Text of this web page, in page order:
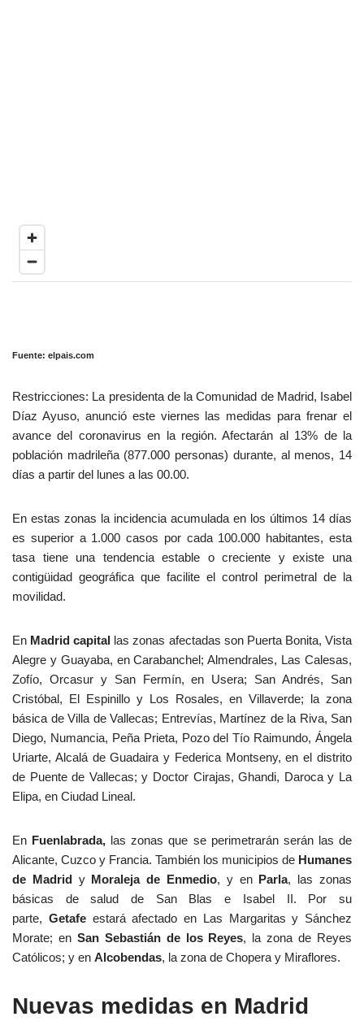
Fuente: elpais.com
Restricciones: La presidenta de la Comunidad de Madrid, Isabel
Díaz Ayuso, anunció este viernes las medidas para frenar el
avance del coronavirus en la región. Afectarán al 13% de la
población madrileña (877.000 personas) durante, al menos, 14
días a partir del lunes a las 00.00.
En estas zonas la incidencia acumulada en los últimos 14 días
es superior a 1.000 casos por cada 100.000 habitantes, esta
tasa tiene una tendencia estable o creciente y existe una
contigüidad geográfica que facilite el control perimetral de la
movilidad.
En Madrid capital las zonas afectadas son Puerta Bonita, Vista
Alegre y Guayaba, en Carabanchel; Almendrales, Las Calesas,
Zofío, Orcasur y San Fermín, en Usera; San Andrés, San
Cristóbal, El Espinillo y Los Rosales, en Villaverde; la zona
básica de Villa de Vallecas; Entrevías, Martínez de la Riva, San
Diego, Numancia, Peña Prieta, Pozo del Tío Raimundo, Ángela
Uriarte, Alcalá de Guadaira y Federica Montseny, en el distrito
de Puente de Vallecas; y Doctor Cirajas, Ghandi, Daroca y La
Elipa, en Ciudad Lineal.
En Fuenlabrada, las zonas que se perimetrarán serán las de
Alicante, Cuzco y Francia. También los municipios de Humanes
de Madrid y Moraleja de Enmedio, y enParla, las zonas
básicas de salud de San Blas e Isabel II. Por su
parte, Getafe estará afectado en Las Margaritas y Sánchez
Morate; en San Sebastián de los Reyes, la zona de Reyes
Católicos; y en Alcobendas, la zona de Chopera y Miraflores.
Nuevas medidas en Madrid